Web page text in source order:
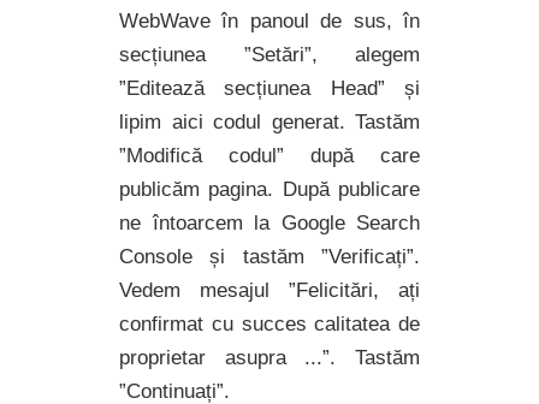
WebWave în panoul de sus, în
secțiunea ”Setări”, alegem
”Editează secțiunea Head” și
lipim aici codul generat. Tastăm
”Modifică codul” după care
publicăm pagina. După publicare
ne întoarcem la Google Search
Console și tastăm ”Verificați”.
Vedem mesajul ”Felicitări, ați
confirmat cu succes calitatea de
proprietar asupra ...”. Tastăm
”Continuați”.